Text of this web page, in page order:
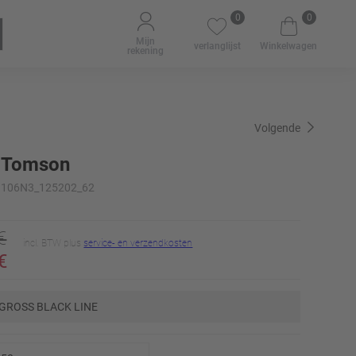
Mijn
rekening
0
verlanglijst
0
Winkelwagen
Volgende
incl. BTW plus service- en verzendkosten
BLACK LINE